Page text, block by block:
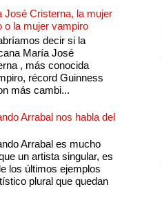
José Cristerna, la mujer
o la mujer vampiro
decir si la
María José
, más conocida
récord Guinness
más cambi...
Arrabal nos habla del
Arrabal es mucho
un artista singular, es
los últimos ejemplos
plural que quedan